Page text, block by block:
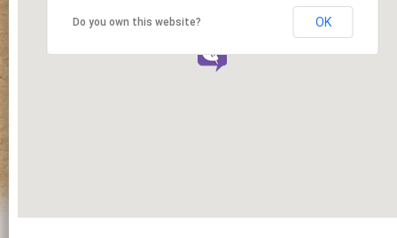
Do you own this website? OK